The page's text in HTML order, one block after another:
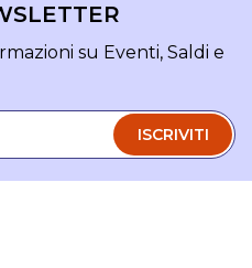
su Eventi, Saldi e
ISCRIVITI